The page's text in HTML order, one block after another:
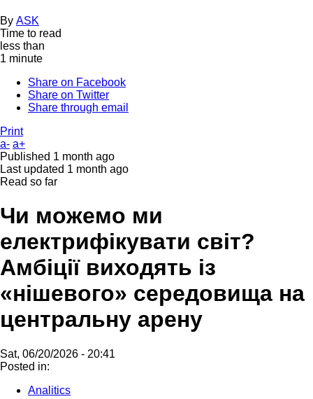
By ASK
Time to read
less than
1 minute
Share on Facebook
Share on Twitter
Share through email
Print
a- a+
Published 1 month ago
Last updated 1 month ago
Read so far
Чи можемо ми
електрифікувати світ?
Амбіції виходять із
«нішевого» середовища на
центральну арену
Sat, 06/20/2026 - 20:41
Posted in:
Analitics